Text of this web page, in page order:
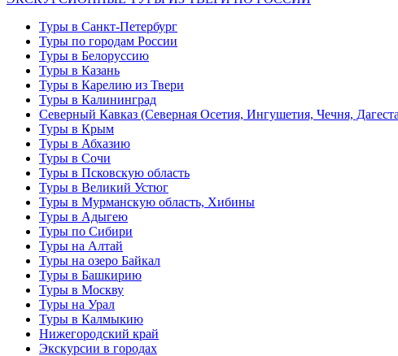
Туры в Санкт-Петербург
Туры по городам России
Туры в Белоруссию
Туры в Казань
Туры в Карелию из Твери
Туры в Калининград
Северный Кавказ (Северная Осетия, Ингушетия, Чечня,
Туры в Крым
Туры в Абхазию
Туры в Сочи
Туры в Псковскую область
Туры в Великий Устюг
Туры в Мурманскую область, Хибины
Туры в Адыгею
Туры по Сибири
Туры на Алтай
Туры на озеро Байкал
Туры в Башкирию
Туры в Москву
Туры на Урал
Туры в Калмыкию
Нижегородский край
Экскурсии в городах